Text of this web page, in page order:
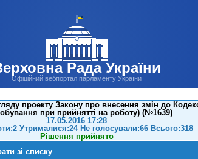
Рада України
Офіційний вебпортал парламенту України
проекту Закону про внесення змін до
при прийнятті на роботу) (№1639)
17.05.2016 17:28
Утрималися:24 Не голосували:66 Всього:318
Рішення прийнято
зі списку